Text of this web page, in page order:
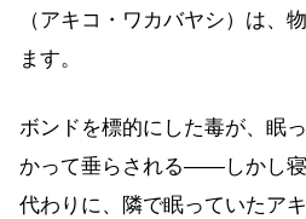
（アキコ・ワカバヤシ）は、
ます。
ボンドを標的にした毒が、眠
かって垂らされる——しかし
代わりに、隣で眠っていたア